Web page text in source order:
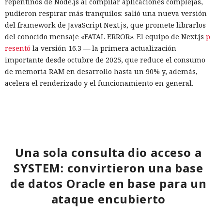
repentinos de Node.js al compilar aplicaciones complejas,
pudieron respirar más tranquilos: salió una nueva versión
del framework de JavaScript Next.js, que promete librarlos
del conocido mensaje «FATAL ERROR». El equipo de Next.js p
resentó la versión 16.3 — la primera actualización
importante desde octubre de 2025, que reduce el consumo
de memoria RAM en desarrollo hasta un 90% y, además,
acelera el renderizado y el funcionamiento en general.
disco y el desplazamiento de datos no utilizados a disco. Una
alrededor de 840 megabytes en lugar de los anteriores 4,6
gigabytes — un ahorro de aproximadamente el 82%.
El caché en disco, probado ya en la versión 16.1, lee el caché
Una sola consulta dio acceso a
SYSTEM: convirtieron una base
de datos Oracle en base para un
ataque encubierto